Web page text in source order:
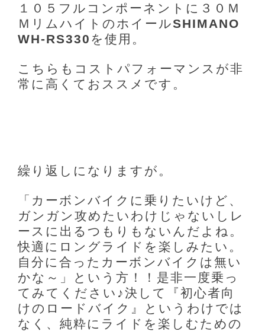
１０５フルコンポーネントに３０Ｍ
ＭリムハイトのホイールSHIMANO
WH-RS330 を使用。
こちらもコストパフォーマンスが非
常に高くておススメです。
繰り返しになりますが。
「カーボンバイクに乗りたいけど、
ガンガン攻めたいわけじゃないしレ
ースに出るつもりもないんだよね。
快適にロングライドを楽しみたい。
自分に合ったカーボンバイクは無い
かな～」という方！！是非一度乗っ
てみてください♪決して『初心者向
けのロードバイク』というわけでは
なく、純粋にライドを楽しむための